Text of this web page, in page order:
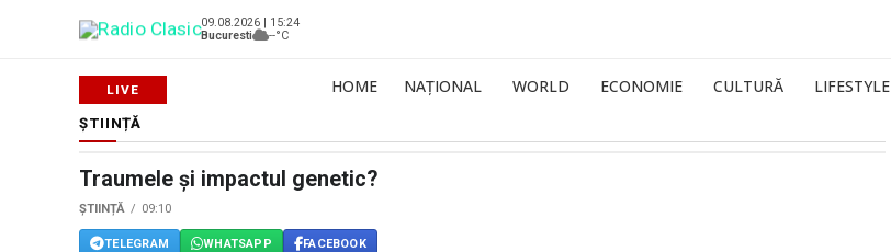
09.08.2026 | 15:24
Bucuresti
--°C
HOME NAȚIONAL WORLD ECONOMIE CULTURĂ LIFESTYLE
ȘTIINȚĂ
Traumele și impactul genetic?
ȘTIINȚĂ 09:10
TELEGRAM WHATSAPP FACEBOOK